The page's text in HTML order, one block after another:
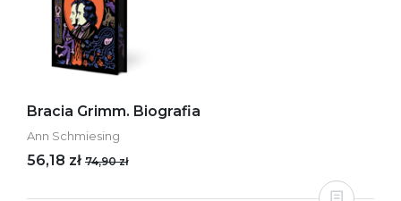
Bracia Grimm. Biografia
Ann Schmiesing
56,18 zł 74,90 zł